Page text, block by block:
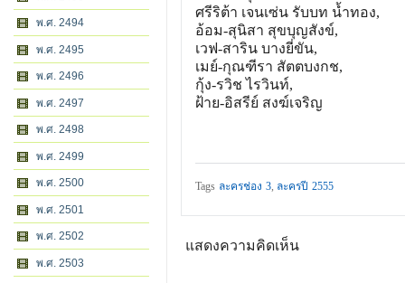
พ.ศ. 2494
พ.ศ. 2495
พ.ศ. 2496
พ.ศ. 2497
พ.ศ. 2498
พ.ศ. 2499
พ.ศ. 2500
พ.ศ. 2501
พ.ศ. 2502
พ.ศ. 2503
ศรีริต้า เจนเซ่น รับบท น้ำทอง,
อ้อม-สุนิสา สุขบุญสังข์,
เวฟ-สาริน บางยี่ขัน,
เมย์-กุณฑีรา สัตตบงกช,
กุ้ง-รวิช ไรวินท์,
ฝ้าย-อิสรีย์ สงฆ์เจริญ
Tags ละครช่อง 3, ละครปี 2555
แสดงความคิดเห็น